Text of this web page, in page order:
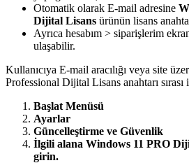
Otomatik olarak E-mail adresine
Dijital Lisans ürünün lisans
Ayrıca hesabım > siparişlerim
ulaşabilir.
Kullanıcıya E-mail aracılığı veya site
Professional Dijital Lisans anahtarı sırası
Başlat Menüsü
Ayarlar
Güncelleştirme ve Güvenlik
İlgili alana Windows 11 PRO
girin.